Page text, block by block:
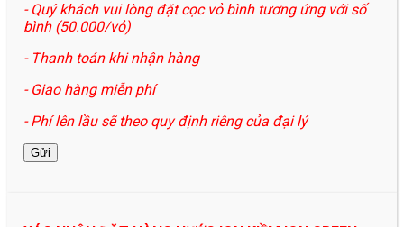
- Quý khách vui lòng đặt cọc vỏ bình tương ứng với số
bình (50.000/vỏ)
- Thanh toán khi nhận hàng
- Giao hàng miễn phí
- Phí lên lầu sẽ theo quy định riêng của đại lý